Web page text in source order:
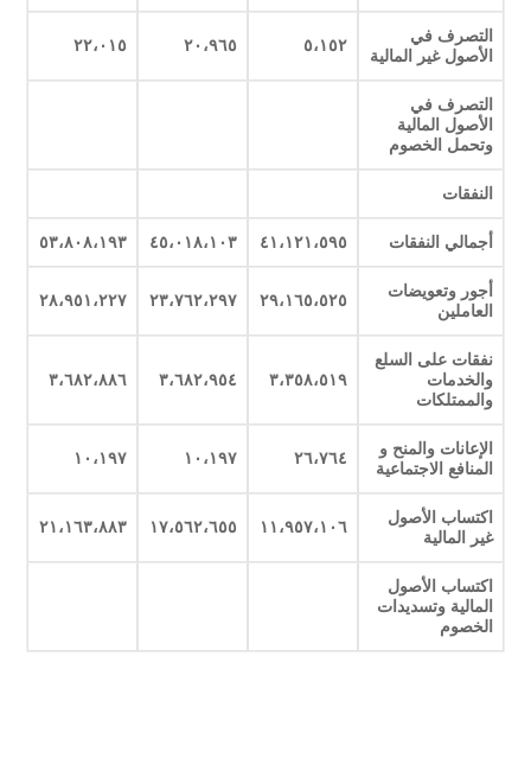
التصرف في
الأصول غير المالية
٥،١٥٢ ٢٠،٩٦٥ ٢٢،٠١٥
التصرف في
الأصول المالية
وتحمل الخصوم
النفقات
أجمالي النفقات ٤١،١٢١،٥٩٥ ٤٥،٠١٨،١٠٣ ٥٣،٨٠٨،١٩٣
أجور وتعويضات
العاملين
٢٩،١٦٥،٥٢٥ ٢٣،٧٦٢،٢٩٧ ٢٨،٩٥١،٢٢٧
نفقات على السلع
والخدمات
والممتلكات
٣،٣٥٨،٥١٩ ٣،٦٨٢،٩٥٤ ٣،٦٨٢،٨٨٦
الإعانات والمنح و
المنافع الاجتماعية
٢٦،٧٦٤ ١٠،١٩٧ ١٠،١٩٧
اكتساب الأصول
غير المالية
١١،٩٥٧،١٠٦ ١٧،٥٦٢،٦٥٥ ٢١،١٦٣،٨٨٣
اكتساب الأصول
المالية وتسديدات
الخصوم